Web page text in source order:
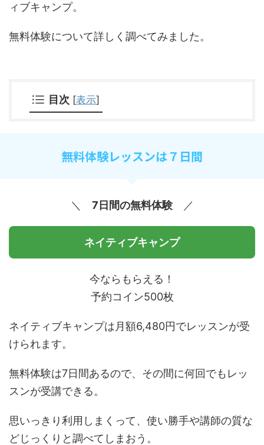
ィブキャンプ。
無料体験について詳しく調べてみました。
目次 [表示]
無料体験レッスンは７日間
＼ 7日間の無料体験／
ネイティブキャンプ
今ならもらえる！
予約コイン500枚
ネイティブキャンプは月額6,480円でレッスンが受
けられます。
無料体験は7日間あるので、その間に何回でもレッ
スンが受講できる。
思いっきり利用しまくって、使い勝手や講師の質な
どじっくりと調べてしまおう。